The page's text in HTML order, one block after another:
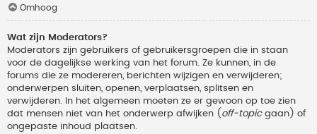
Omhoog
Wat zijn Moderators?
Moderators zijn gebruikers of gebruikersgroepen die in staan
voor de dagelijkse werking van het forum. Ze kunnen, in de
forums die ze modereren, berichten wijzigen en verwijderen;
onderwerpen sluiten, openen, verplaatsen, splitsen en
verwijderen. In het algemeen moeten ze er gewoon op toe zien
dat mensen niet van het onderwerp afwijken ( off-topicgaan) of
ongepaste inhoud plaatsen.